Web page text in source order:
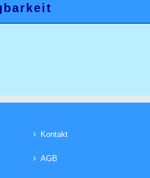
Kontakt
AGB